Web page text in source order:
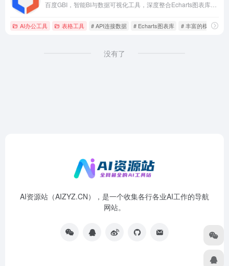
AI办公工具 表格工具 # API连接数据 # Echarts图表库 # 丰富的模版与插
没有了
AI资源站（AIZYZ.CN），是一个收集各行各业AI工作的导航
网站。